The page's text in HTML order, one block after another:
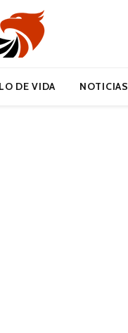
DE VIDA NOTICIAS